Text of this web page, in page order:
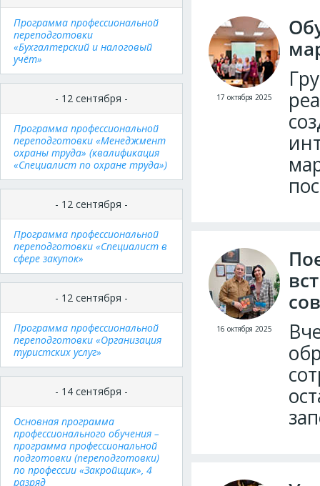
Программа профессиональной
переподготовки
«Бухгалтерский и налоговый
учёт»
- 12 сентября -
Программа профессиональной
переподготовки «Менеджмент
охраны труда» (квалификация
«Специалист по охране труда»)
- 12 сентября -
Программа профессиональной
переподготовки «Специалист в
сфере закупок»
- 12 сентября -
Программа профессиональной
переподготовки «Организация
туристских услуг»
- 14 сентября -
Основная программа
профессионального обучения –
программа профессиональной
подготовки (переподготовки)
по профессии «Закройщик», 4
разряд
17 октября 2025
16 октября 2025